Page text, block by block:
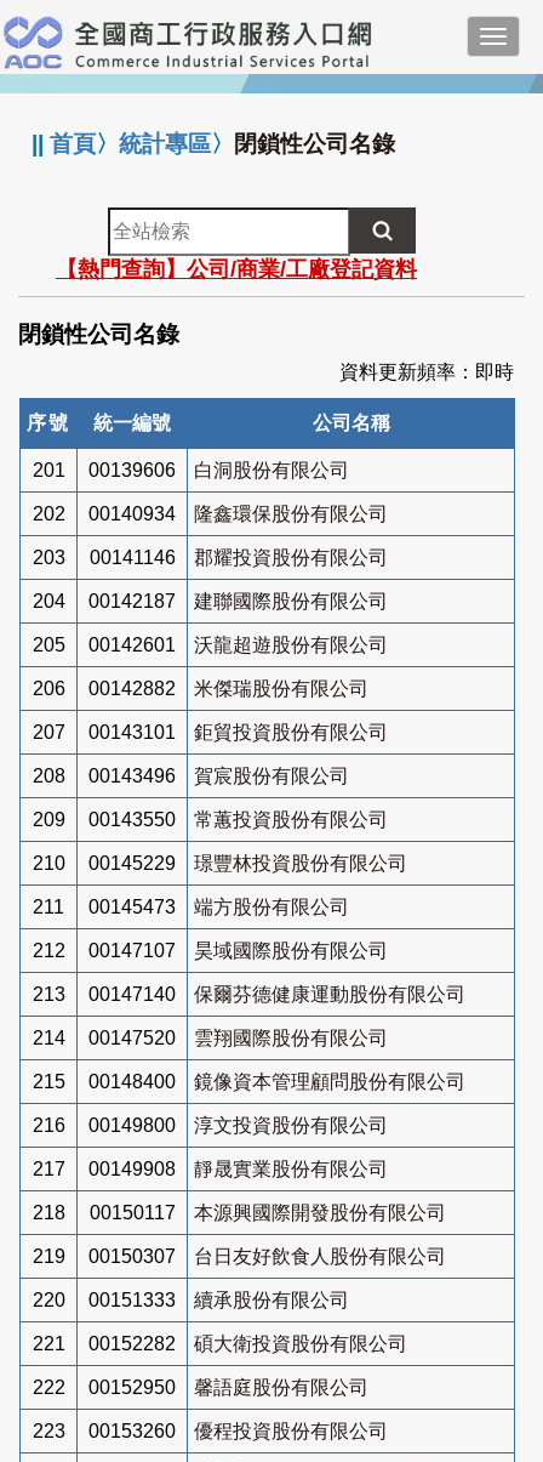
跳
到
主
要
:::
||首頁〉統計專區〉 閉鎖性公司名錄
全
站
檢
索
【熱門查詢】公司/商業/工廠登記資料
閉鎖性公司名錄
資料更新頻率：即時
序號 統一編號 公司名稱
201 00139606 白洞股份有限公司
202 00140934 隆鑫環保股份有限公司
203 00141146 郡耀投資股份有限公司
204 00142187 建聯國際股份有限公司
205 00142601 沃龍超遊股份有限公司
206 00142882 米傑瑞股份有限公司
207 00143101 鉅貿投資股份有限公司
208 00143496 賀宸股份有限公司
209 00143550 常蕙投資股份有限公司
210 00145229 璟豐林投資股份有限公司
211 00145473 端方股份有限公司
212 00147107 昊域國際股份有限公司
213 00147140 保爾芬德健康運動股份有限公司
214 00147520 雲翔國際股份有限公司
215 00148400 鏡像資本管理顧問股份有限公司
216 00149800 淳文投資股份有限公司
217 00149908 靜晟實業股份有限公司
218 00150117 本源興國際開發股份有限公司
219 00150307 台日友好飲食人股份有限公司
220 00151333 續承股份有限公司
221 00152282 碩大衛投資股份有限公司
222 00152950 馨語庭股份有限公司
223 00153260 優程投資股份有限公司